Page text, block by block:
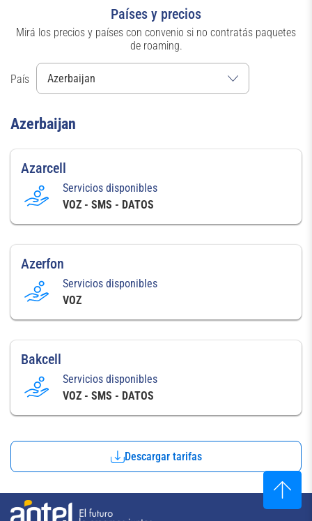
Países y precios
Mirá los precios y países con convenio si no contratás paquetes
de roaming.
País
Azerbaijan
Azarcell
Servicios disponibles
VOZ - SMS - DATOS
Azerfon
Servicios disponibles
VOZ
Bakcell
Servicios disponibles
VOZ - SMS - DATOS
Descargar tarifas